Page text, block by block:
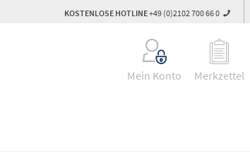
KOSTENLOSE HOTLINE+49 (0)2102 700 66 0
Mein Konto Merkzettel